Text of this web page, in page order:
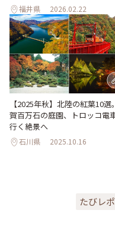
福井県 2026.02.22
【2025年秋】北陸の紅葉10選
賀百万石の庭園、トロッコ電
行く絶景へ
石川県 2025.10.16
たびレポ